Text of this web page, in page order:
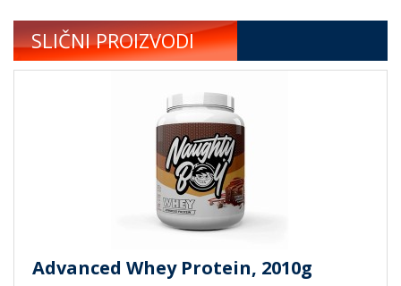
SLIČNI PROIZVODI
Advanced Whey Protein, 2010g